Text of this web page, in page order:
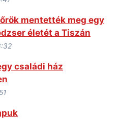
mentették meg egy
életét a Tiszán
családi ház